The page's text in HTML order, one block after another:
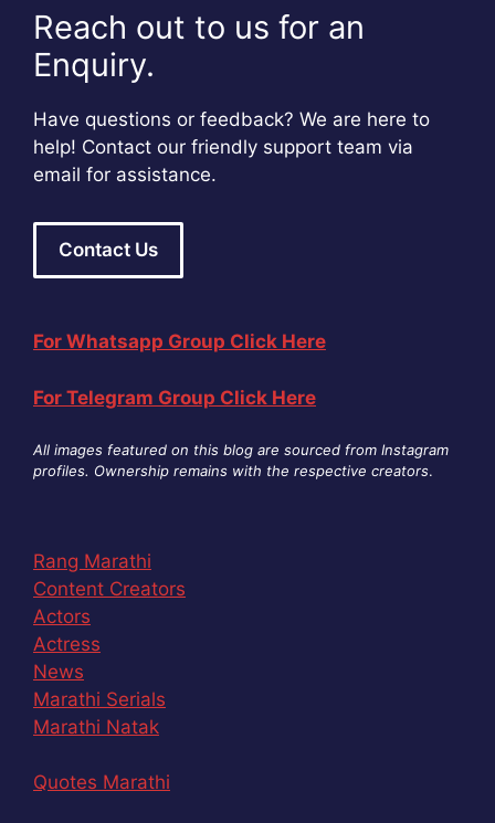
Reach out to us for an
Enquiry.
Have questions or feedback? We are here to
help! Contact our friendly support team via
email for assistance.
Contact Us
For Whatsapp Group Click Here
For Telegram Group Click Here
All images featured on this blog are sourced from Instagram
profiles. Ownership remains with the respective creators.
Rang Marathi
Content Creators
Actors
Actress
News
Marathi Serials
Marathi Natak
Quotes Marathi